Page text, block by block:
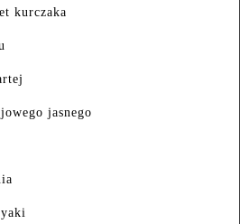
kurczaka
jasnego